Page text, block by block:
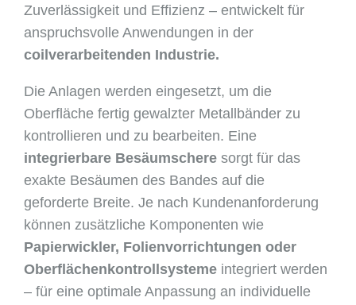
Zuverlässigkeit und Effizienz – entwickelt für
anspruchsvolle Anwendungen in der
coilverarbeitenden Industrie.
Die Anlagen werden eingesetzt, um die
Oberfläche fertig gewalzter Metallbänder zu
kontrollieren und zu bearbeiten. Eine
integrierbare Besäumschere sorgt für das
exakte Besäumen des Bandes auf die
geforderte Breite. Je nach Kundenanforderung
können zusätzliche Komponenten wie
Papierwickler, Folienvorrichtungen oder
Oberflächenkontrollsysteme integriert werden
– für eine optimale Anpassung an individuelle